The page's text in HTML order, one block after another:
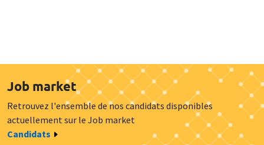
Job market
Retrouvez l'ensemble de nos candidats disponibles
actuellement sur le Job market
Candidats